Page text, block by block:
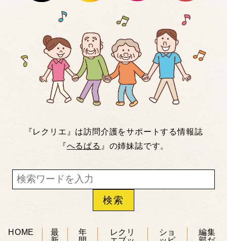
『レクリエ』は訪問介護をサポートする情報誌
『へるぱる 』の姉妹誌です。
HOME
最
年
レクリ
ショ
編集